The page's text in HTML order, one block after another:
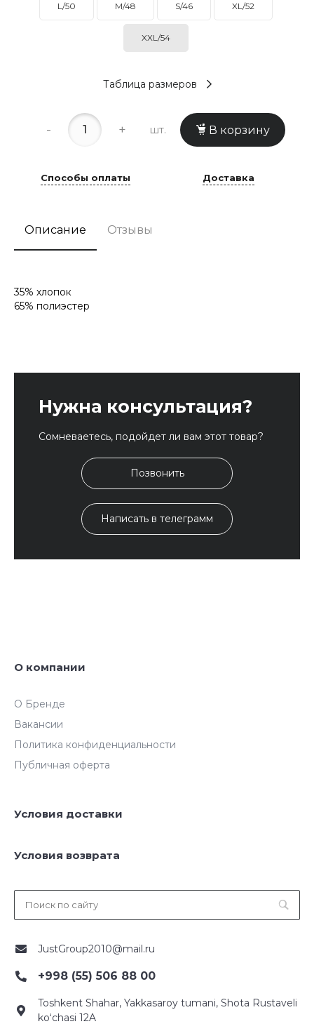
L/50 M/48 S/46 XL/52
XXL/54
Таблица размеров
- + шт. В корзину
Способы оплаты Доставка
Описание Отзывы
35% хлопок
65% полиэстер
Нужна консультация?
Сомневаетесь, подойдет ли вам этот товар?
Позвонить
Написать в телеграмм
О компании
О Бренде
Вакансии
Политика конфиденциальности
Публичная оферта
Условия доставки
Условия возврата
JustGroup2010@mail.ru
+998 (55) 506 88 00
Toshkent Shahar, Yakkasaroy tumani, Shota Rustaveli
ko‘chasi 12A